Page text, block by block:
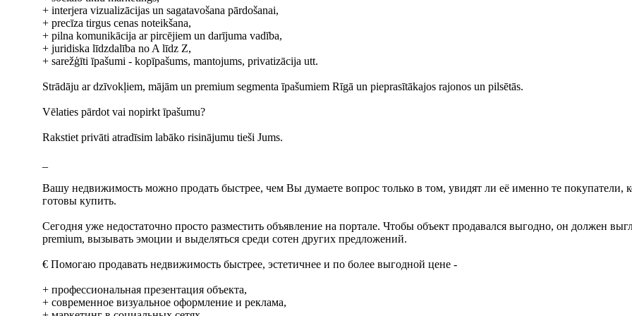
+ interjera vizualizācijas un sagatavošana pārdošanai,
+ precīza tirgus cenas noteikšana,
+ pilna komunikācija ar pircējiem un darījuma vadība,
+ juridiska līdzdalība no A līdz Z,
+ sarežģīti īpašumi - kopīpašums, mantojums, privatizācija utt.
Strādāju ar dzīvokļiem, mājām un premium segmenta īpašumiem Rīgā un pieprasītākajos rajonos un pilsētās.
Vēlaties pārdot vai nopirkt īpašumu?
Rakstiet privāti atradīsim labāko risinājumu tieši Jums.
Вашу недвижимость можно продать быстрее, чем Вы думаете вопрос только в том, увидят ли её именно те покупатели,
готовы купить.
Сегодня уже недостаточно просто разместить объявление на портале. Чтобы объект продавался выгодно, он должен
premium, вызывать эмоции и выделяться среди сотен других предложений.
€ Помогаю продавать недвижимость быстрее, эстетичнее и по более выгодной цене -
+ профессиональная презентация объекта,
+ современное визуальное оформление и реклама,